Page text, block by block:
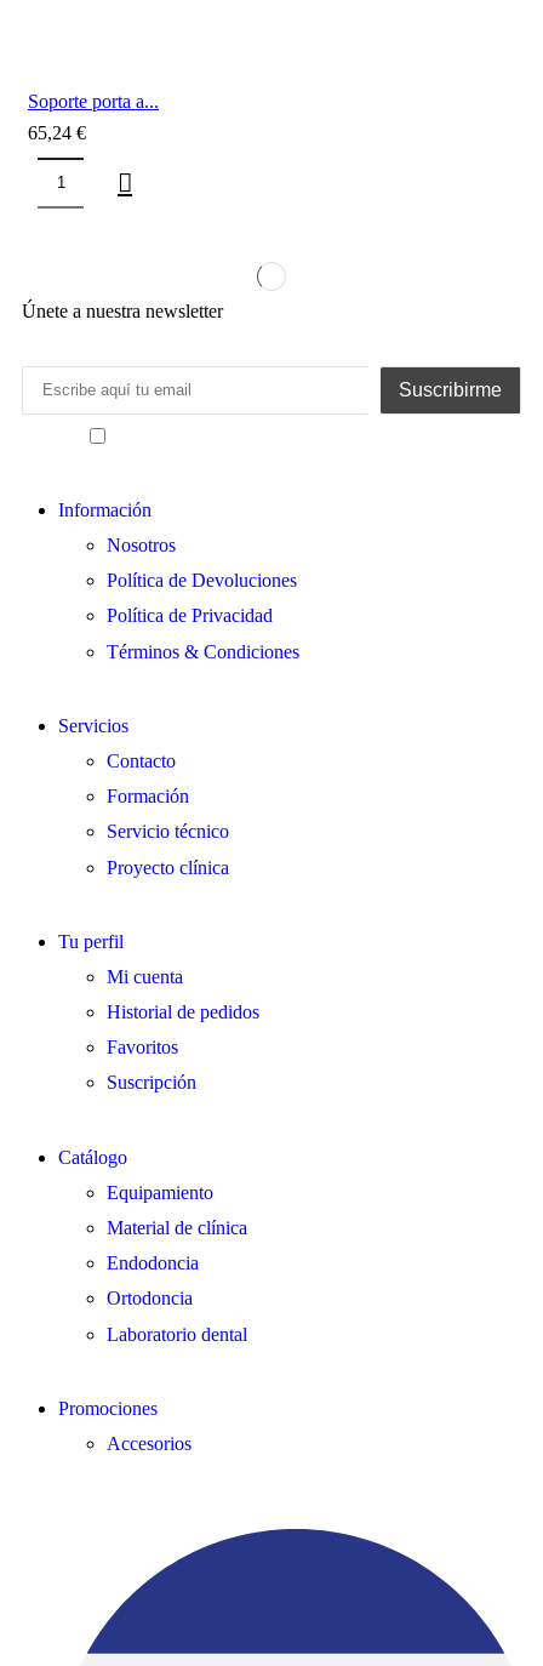
Soporte porta a...
65,24 €
Únete a nuestra newsletter
Información
Nosotros
Política de Devoluciones
Política de Privacidad
Términos & Condiciones
Servicios
Contacto
Formación
Servicio técnico
Proyecto clínica
Tu perfil
Mi cuenta
Historial de pedidos
Favoritos
Suscripción
Catálogo
Equipamiento
Material de clínica
Endodoncia
Ortodoncia
Laboratorio dental
Promociones
Accesorios